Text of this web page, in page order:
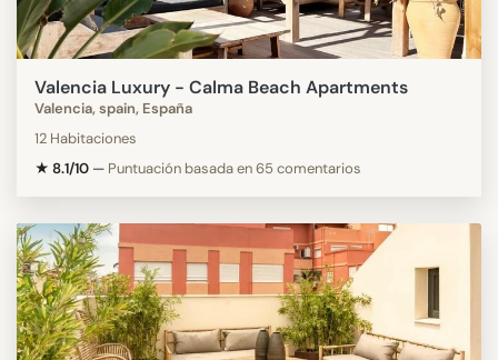
Valencia Luxury - Calma Beach Apartments
Valencia, spain, España
12 Habitaciones
★ 8.1/10 — Puntuación basada en 65 comentarios